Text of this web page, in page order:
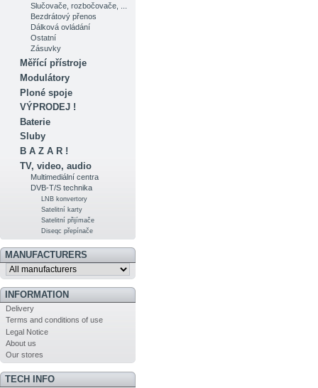
Slučovače, rozbočovače, ...
Bezdrátový přenos
Dálková ovládání
Ostatní
Zásuvky
Měřící přístroje
Modulátory
Ploné spoje
VÝPRODEJ !
Baterie
Sluby
B A Z A R !
TV, video, audio
Multimediální centra
DVB-T/S technika
LNB konvertory
Satelitní karty
Satelitní přijímače
Diseqc přepínače
MANUFACTURERS
INFORMATION
Delivery
Terms and conditions of use
Legal Notice
About us
Our stores
TECH INFO